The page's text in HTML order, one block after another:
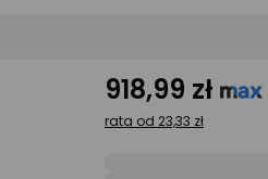
918,99 zł
rata od 23,33 zł